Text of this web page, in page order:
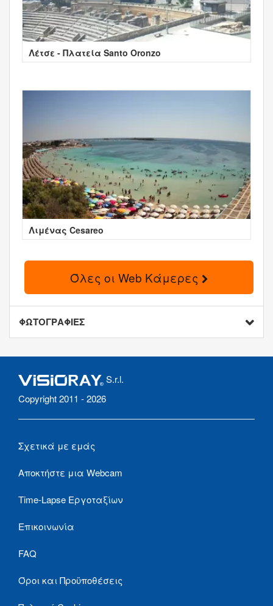
Λέτσε - Πλατεία Santo Oronzo
Λιμένας Cesareo
Όλες οι Web Κάμερες
ΦΩΤΟΓΡΑΦΙΕΣ
S.r.l.
Copyright 2011 - 2026
Σχετικά με εμάς
Αποκτήστε μια Webcam
Time-Lapse Εργοταξίων
Επικοινωνία
FAQ
Όροι και Προϋποθέσεις